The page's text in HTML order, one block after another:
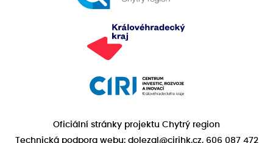
Oficiální stránky projektu Chytrý region
Technická podpora webu: dolezal@cirihk.cz, 606 087 472